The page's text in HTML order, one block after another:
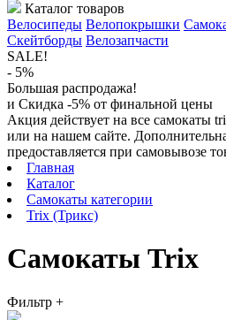
Каталог товаров
Велосипеды Велопокрышки
Скейтборды Велозапчасти
SALE!
- 5%
Большая распродажа!
и Скидка -5% от финальной цены
Акция действует на все самокаты
или на нашем сайте.
предоставляется при самовывозе
Главная
Каталог
Самокаты категории
Trix (Трикс)
Самокаты Trix
Фильтр +